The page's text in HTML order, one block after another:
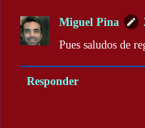
Miguel Pina
Pues saludos de
Responder